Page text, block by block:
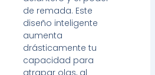
de remada. Este
diseño inteligente
aumenta
drásticamente tu
capacidad para